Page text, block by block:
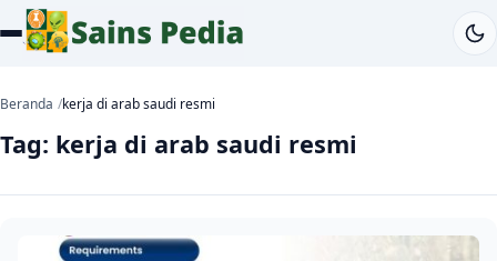
Beranda kerja di arab saudi resmi
Tag: kerja di arab saudi resmi